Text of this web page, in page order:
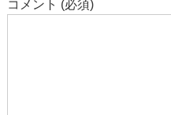
コメント (必須)